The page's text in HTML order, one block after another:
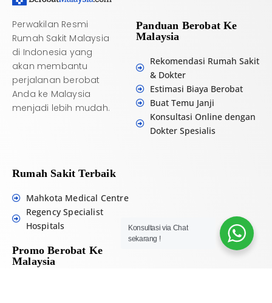
Perwakilan Resmi
Rumah Sakit Malaysia
di Indonesia yang
akan membantu
perjalanan berobat
Anda ke Malaysia
menjadi lebih mudah.
Panduan Berobat Ke
Malaysia
Rekomendasi Rumah Sakit
& Dokter
Estimasi Biaya Berobat
Buat Temu Janji
Konsultasi Online dengan
Dokter Spesialis
Rumah Sakit Terbaik
Mahkota Medical Centre
Regency Specialist
Hospitals
Promo Berobat Ke
Malaysia
Konsultasi via Chat
sekarang !